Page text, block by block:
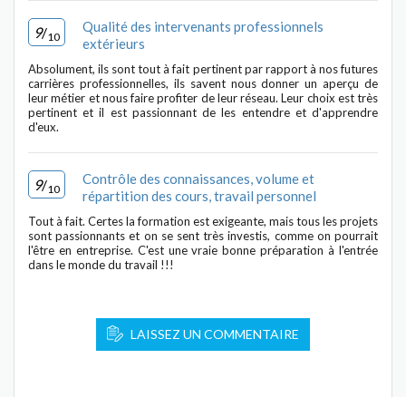
9/10
Qualité des intervenants professionnels
extérieurs
Absolument, ils sont tout à fait pertinent par rapport à nos futures
carrières professionnelles, ils savent nous donner un aperçu de
leur métier et nous faire profiter de leur réseau. Leur choix est très
pertinent et il est passionnant de les entendre et d'apprendre
d'eux.
9/10
Contrôle des connaissances, volume et
répartition des cours, travail personnel
Tout à fait. Certes la formation est exigeante, mais tous les projets
sont passionnants et on se sent très investis, comme on pourrait
l'être en entreprise. C'est une vraie bonne préparation à l'entrée
dans le monde du travail !!!
LAISSEZ UN COMMENTAIRE